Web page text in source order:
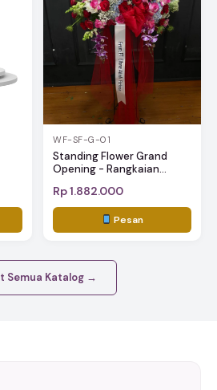
WF-SF-G-01
Standing Flower Grand
Opening - Rangkaian...
Rp 1.882.000
Pesan
Semua Katalog →